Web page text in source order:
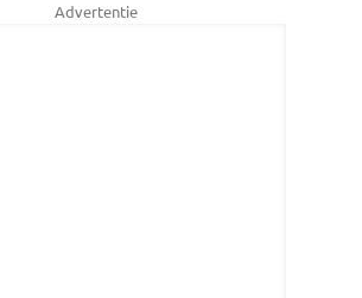
Advertentie